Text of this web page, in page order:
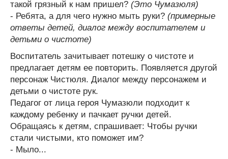
такой грязный к нам пришел? (Это Чумазюля)
- Ребята, а для чего нужно мыть руки? (примерные
ответы детей, диалог между воспитателем и
детьми о чистоте)
Воспитатель зачитывает потешку о чистоте и
предлагает детям ее повторить. Появляется другой
персонаж Чистюля. Диалог между персонажем и
детьми о чистоте рук.
Педагог от лица героя Чумазюли подходит к
каждому ребенку и пачкает ручки детей.
Обращаясь к детям, спрашивает: Чтобы ручки
стали чистыми, кто поможет им?
- Мыло...